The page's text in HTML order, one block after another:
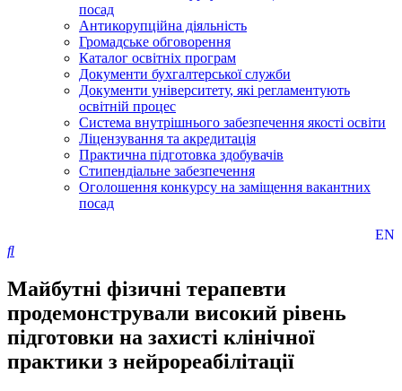
посад
Антикорупційна діяльність
Громадське обговорення
Каталог освітніх програм
Документи бухгалтерської служби
Документи університету, які регламентують
освітній процес
Система внутрішнього забезпечення якості освіти
Ліцензування та акредитація
Практична підготовка здобувачів
Стипендіальне забезпечення
Оголошення конкурсу на заміщення вакантних
посад
EN
Майбутні фізичні терапевти
продемонстрували високий рівень
підготовки на захисті клінічної
практики з нейрореабілітації